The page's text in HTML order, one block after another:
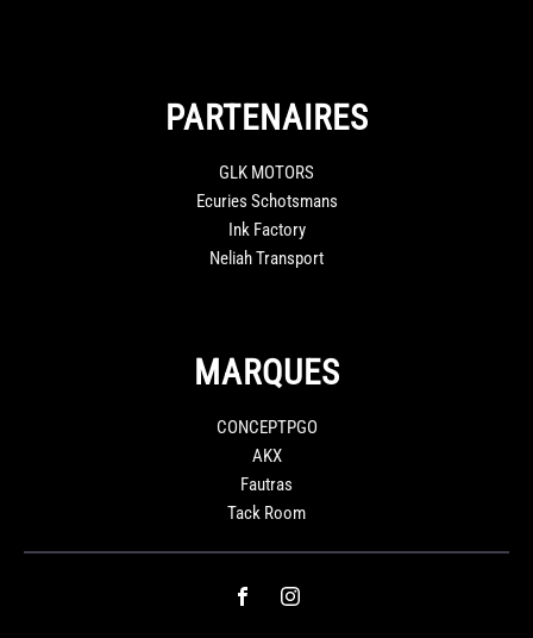
PARTENAIRES
GLK MOTORS
Ecuries Schotsmans
Ink Factory
Neliah Transport
MARQUES
CONCEPTPGO
AKX
Fautras
Tack Room